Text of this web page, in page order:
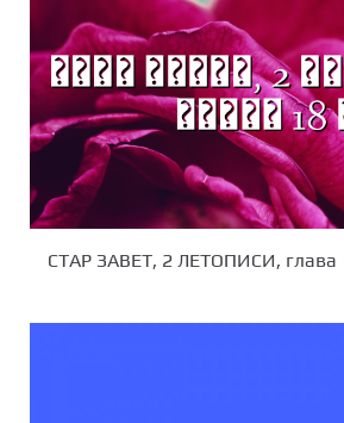
СТАР ЗАВЕТ, 2 ЛЕТОПИСИ, глава